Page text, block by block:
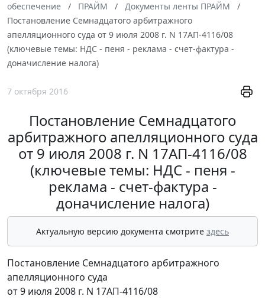
обеспечение
ПРАЙМ
Документы ленты ПРАЙМ
Постановление Семнадцатого арбитражного
апелляционного суда от 9 июля 2008 г. N 17АП-4116/08
(ключевые темы: НДС - пеня - реклама - счет-фактура -
доначисление налога)
7 октября 2016
Постановление Семнадцатого
арбитражного апелляционного суда
от 9 июля 2008 г. N 17АП-4116/08
(ключевые темы: НДС - пеня -
реклама - счет-фактура -
доначисление налога)
Актуальную версию документа смотрите здесь
Постановление Семнадцатого арбитражного
апелляционного суда
от 9 июля 2008 г. N 17АП-4116/08